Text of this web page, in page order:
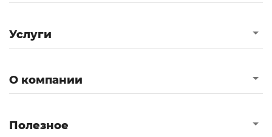
Услуги
О компании
Полезное